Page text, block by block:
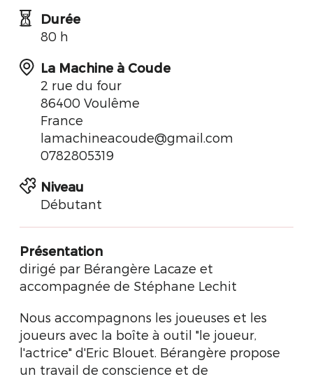
Durée
80 h
La Machine à Coude
2 rue du four
86400 Voulême
France
lamachineacoude@gmail.com
0782805319
Niveau
Débutant
Présentation
dirigé par Bérangère Lacaze et
accompagnée de Stéphane Lechit
Nous accompagnons les joueuses et les
joueurs avec la boîte à outil "le joueur,
l'actrice" d'Eric Blouet. Bérangère propose
un travail de conscience et de